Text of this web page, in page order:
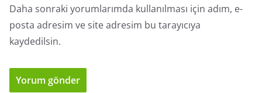
Daha sonraki yorumlarımda kullanılması için adım, e-
posta adresim ve site adresim bu tarayıcıya
kaydedilsin.